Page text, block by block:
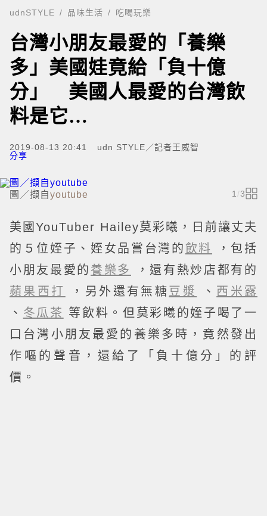
udnSTYLE 品味生活 吃喝玩樂
台灣小朋友最愛的「養樂
多」美國娃竟給「負十億
分」 美國人最愛的台灣飲
料是它…
2019-08-13 20:41
udn STYLE／記者王威智
分享
圖／擷自youtube 1 /3
美國YouTuber Hailey莫彩曦，日前讓丈夫
的５位姪子、姪女品嘗台灣的 飲料
，包括
小朋友最愛的 養樂多
，還有熱炒店都有的
蘋果西打
，另外還有無糖 豆漿 、 西米露
、 冬瓜茶 等飲料。但莫彩曦的姪子喝了一
口台灣小朋友最愛的養樂多時，竟然發出
作嘔的聲音，還給了「負十億分」的評
價。